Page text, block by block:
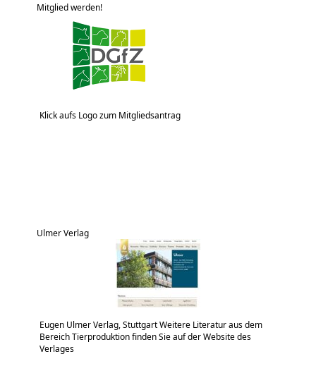
Mitglied werden!
Klick aufs Logo zum Mitgliedsantrag
Ulmer Verlag
Eugen Ulmer Verlag, Stuttgart Weitere Literatur aus dem
Bereich Tierproduktion finden Sie auf der Website des
Verlages